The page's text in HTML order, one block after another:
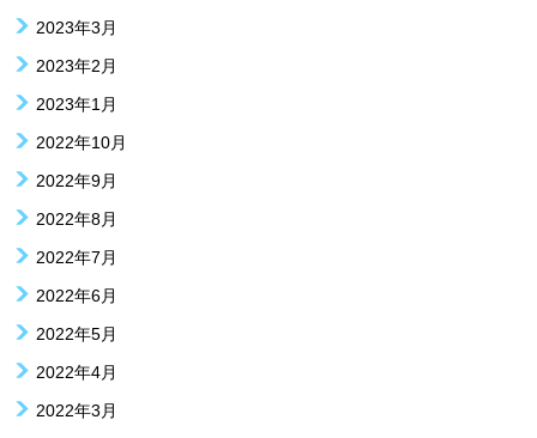
2023年3月
2023年2月
2023年1月
2022年10月
2022年9月
2022年8月
2022年7月
2022年6月
2022年5月
2022年4月
2022年3月